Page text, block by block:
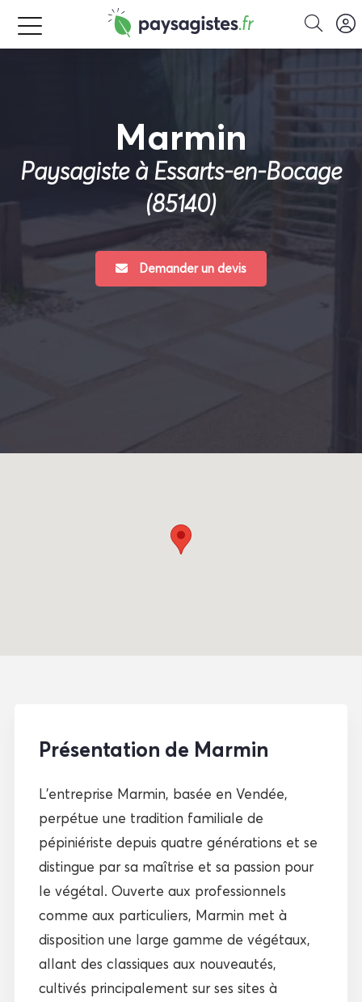
Marmin
Paysagiste à Essarts-en-Bocage
(85140)
Demander un devis
Présentation de Marmin
L’entreprise Marmin, basée en Vendée,
perpétue une tradition familiale de
pépiniériste depuis quatre générations et se
distingue par sa maîtrise et sa passion pour
le végétal. Ouverte aux professionnels
comme aux particuliers, Marmin met à
disposition une large gamme de végétaux,
allant des classiques aux nouveautés,
cultivés principalement sur ses sites à